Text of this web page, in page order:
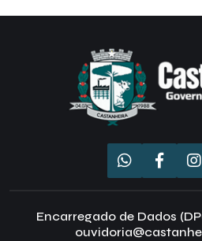
Encarregado de Dados